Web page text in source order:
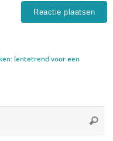
lentetrend voor een